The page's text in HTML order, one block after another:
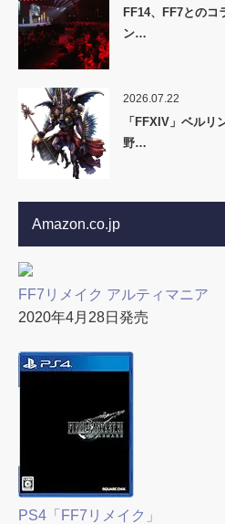
FF14、FF7とのコ
ン…
2026.07.22
「FFXIV」ベルリ
野…
Amazon.co.jp
FF7リメイク アルティマニア
2020年4月28日発売
PS4「FF7リメイク」